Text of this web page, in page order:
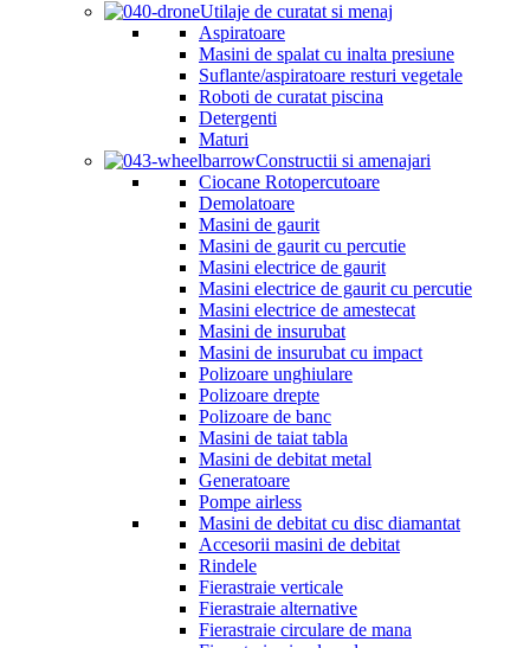
Utilaje de curatat si menaj
Aspiratoare
Masini de spalat cu inalta presiune
Suflante/aspiratoare resturi vegetale
Roboti de curatat piscina
Detergenti
Maturi
Constructii si amenajari
Ciocane Rotopercutoare
Demolatoare
Masini de gaurit
Masini de gaurit cu percutie
Masini electrice de gaurit
Masini electrice de gaurit cu percutie
Masini electrice de amestecat
Masini de insurubat
Masini de insurubat cu impact
Polizoare unghiulare
Polizoare drepte
Polizoare de banc
Masini de taiat tabla
Masini de debitat metal
Generatoare
Pompe airless
Masini de debitat cu disc diamantat
Accesorii masini de debitat
Rindele
Fierastraie verticale
Fierastraie alternative
Fierastraie circulare de mana